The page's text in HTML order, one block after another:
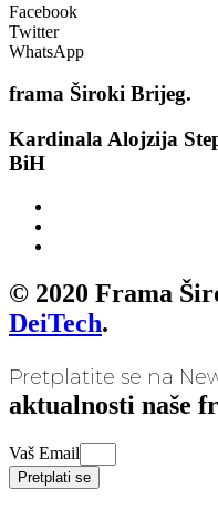
Facebook
Twitter
WhatsApp
frama Široki Brijeg.
Kardinala Alojzija
BiH
© 2020 Frama
DeiTech.
Pretplatite se na
aktualnosti naše
Vaš Email
Pretplati se